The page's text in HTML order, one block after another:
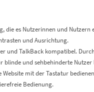
die es Nutzerinnen und
und Ausrichtung.
und TalkBack kompatibel.
blinde und sehbehinderte
mit der Tastatur
Bedienung.